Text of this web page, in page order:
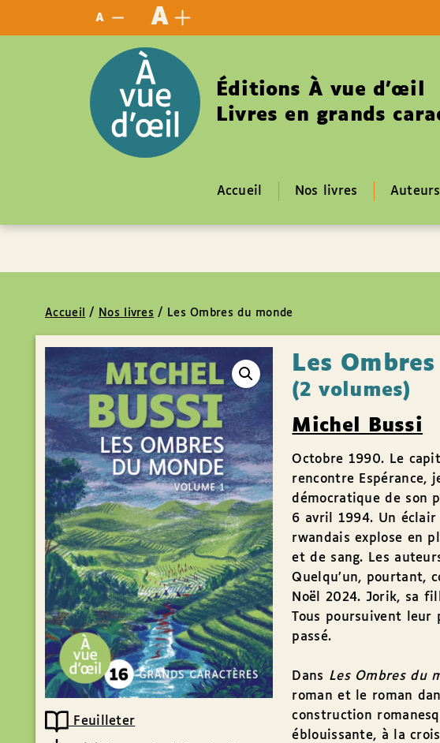
A A
Éditions À vue d’œil
Livres en grands
Accueil Nos livres Auteurs
Accueil / Nos livres / Les Ombres du monde
Feuilleter
Les
(2 volumes)
Michel Bussi
Octobre 1990. Le
rencontre Espérance,
démocratique de son
6 avril 1994. Un
rwandais explose en
et de sang. Les
Quelqu’un, pourtant,
Noël 2024. Jorik, sa
Tous poursuivent leur
passé.
Dans Les Ombres du
roman et le roman
construction
éblouissante, à la
Panneau de gestion des cookies